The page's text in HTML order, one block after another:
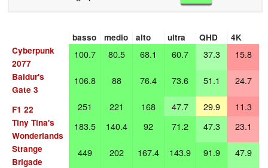
basso medio alto ultra QHD
4K
Cyberpunk
2077
100.7 80.5 68.1 60.7 37.3 15.8
Baldur's
Gate 3
106.8 88 76.4 73.6 51.1 24.7
F1 22 251 221 168 47.7 29.9 11.3
Tiny Tina's
Wonderlands
183.5 140.4 92 71.2 47.3 23.1
Strange
Brigade
449 202 167.4 143.9 91.9 47.9